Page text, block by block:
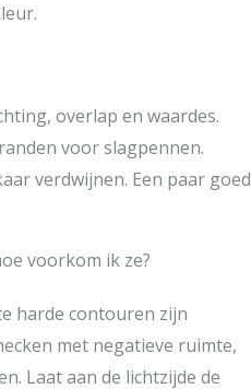
overlap en waardes.
voor slagpennen.
verdwijnen. Een paar goed
voorkom ik ze?
harde contouren zijn
met negatieve ruimte,
Laat aan de lichtzijde de